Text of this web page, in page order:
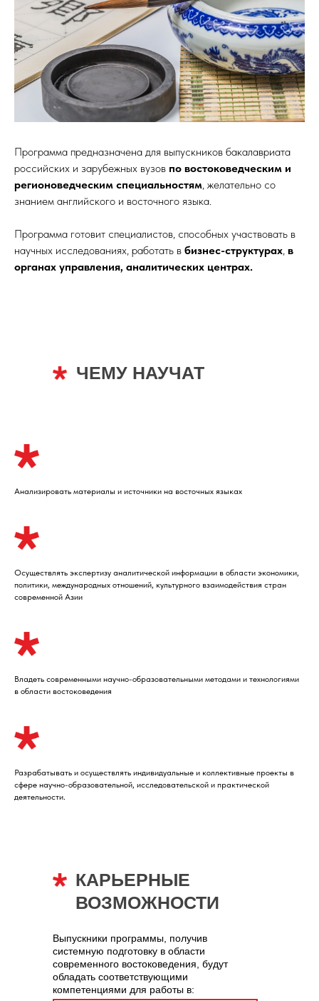
Программа предназначена для выпускников бакалавриата
российских и зарубежных вузов по востоковедческим и
регионоведческим специальностям, желательно со
знанием английского и восточного языка.
Программа готовит специалистов, способных участвовать в
научных исследованиях, работать в бизнес-структурах, в
органах управления, аналитических центрах.
ЧЕМУ НАУЧАТ
Анализировать материалы и источники на восточных языках
Осуществлять экспертизу аналитической информации в области экономики,
политики, международных отношений, культурного взаимодействия стран
современной Азии
Владеть современными научно-образовательными методами и технологиями
в области востоковедения
Разрабатывать и осуществлять индивидуальные и коллективные проекты в
сфере научно-образовательной, исследовательской и практической
деятельности.
КАРЬЕРНЫЕ
ВОЗМОЖНОСТИ
Выпускники программы, получив
системную подготовку в области
современного востоковедения, будут
обладать соответствующими
компетенциями для работы в: